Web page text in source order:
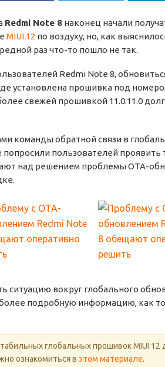
Redmi Note 8 наконец начали
MIUI 12 по воздуху, но, как
раз что-то пошло не так.
Redmi Note 8,
установлена прошивка под
свежей прошивкой 11.0.11.0
команды обратной связи в
пользователей проявить
над решением проблемы OTA-
ситуацию вокруг глобального
подробную информацию, как
глобальных прошивок MIUI 12
ознакомиться в этом материале.